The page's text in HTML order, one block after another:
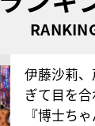
伊藤沙莉
ぎて目を
『博士ち